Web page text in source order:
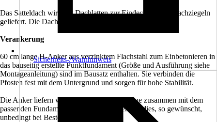
Das Satteldach wird mit Dachlatten zur Eindeckung mit Dachziegeln
geliefert. Die Dachziegel sind bauseits zu beschaffen.
Verankerung
60 cm lange H-Anker aus verzinktem Flachstahl zum Einbetonieren in
das bauseitig erstellte Punktfundament (Größe und Ausführung siehe
Montageanleitung) sind im Bausatz enthalten. Sie verbinden die
Pfosten fest mit dem Untergrund und sorgen für hohe Stabilität.
Die Anker liefern wir Ihnen auf Wunsch gerne zusammen mit dem
passenden Fundamentplan zu. Bitte geben Sie dies, so gewünscht,
unbedingt bei Bestellung mit an.
Sicherheits-/Warnhinweis